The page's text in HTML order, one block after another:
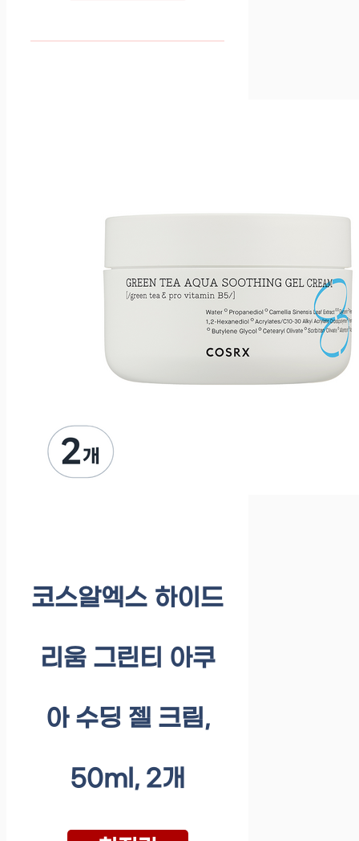
코스알엑스 하이드
리움 그린티 아쿠
아 수딩 젤 크림,
50ml, 2개